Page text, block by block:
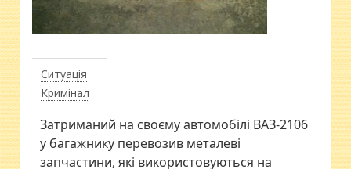
Ситуація
Кримінал
Затриманий на своєму автомобілі ВАЗ-2106
у багажнику перевозив металеві
запчастини, які використовуються на